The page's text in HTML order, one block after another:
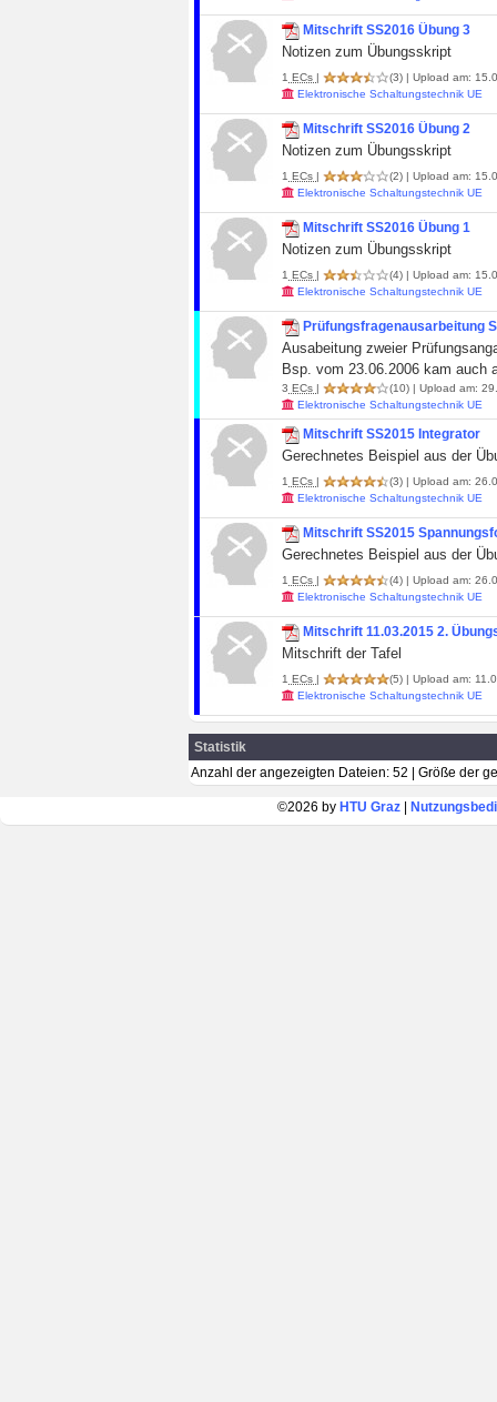
Mitschrift SS2016 Übung 3
Notizen zum Übungsskript
1 ECs | (3) | Upload am:
Elektronische Schaltungstechnik UE
Mitschrift SS2016 Übung 2
Notizen zum Übungsskript
1 ECs | (2) | Upload am:
Elektronische Schaltungstechnik UE
Mitschrift SS2016 Übung 1
Notizen zum Übungsskript
1 ECs | (4) | Upload am:
Elektronische Schaltungstechnik UE
Prüfungsfragenausarbeitung
Ausabeitung zweier
Bsp. vom 23.06.2006 kam auch
3 ECs | (10) | Upload am:
Elektronische Schaltungstechnik UE
Mitschrift SS2015 Integrator
Gerechnetes Beispiel aus der
1 ECs | (3) | Upload am:
Elektronische Schaltungstechnik UE
Mitschrift SS2015
Gerechnetes Beispiel aus der
1 ECs | (4) | Upload am:
Elektronische Schaltungstechnik UE
Mitschrift 11.03.2015 2.
Mitschrift der Tafel
1 ECs | (5) | Upload am:
Elektronische Schaltungstechnik UE
Statistik
Anzahl der angezeigten Dateien: 52 | Größe der
©2026 by HTU Graz|